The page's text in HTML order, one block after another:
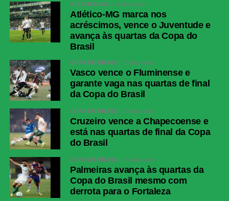
ATLÉTICO-MG 4 dias atrás
Atlético-MG marca nos
acréscimos, vence o Juventude e
avança às quartas da Copa do
Brasil
COPA DO BRASIL 3 dias atrás
Vasco vence o Fluminense e
garante vaga nas quartas de final
da Copa do Brasil
COPA DO BRASIL 3 dias atrás
Cruzeiro vence a Chapecoense e
está nas quartas de final da Copa
do Brasil
COPA DO BRASIL 3 dias atrás
Palmeiras avança às quartas da
Copa do Brasil mesmo com
derrota para o Fortaleza